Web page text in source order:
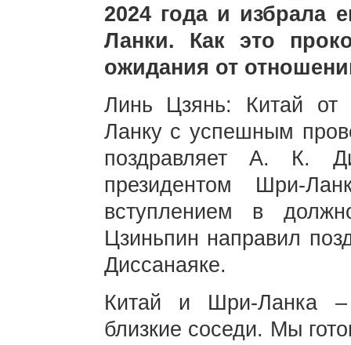
2024 года и избрала
Ланки. Как это
ожидания от
Линь Цзянь: Китай от
Ланку с успешным
поздравляет А. К.
президентом Шри-
вступлением в
Цзиньпин направил
Диссанаяке.
Китай и Шри-Ланка –
близкие соседи. Мы